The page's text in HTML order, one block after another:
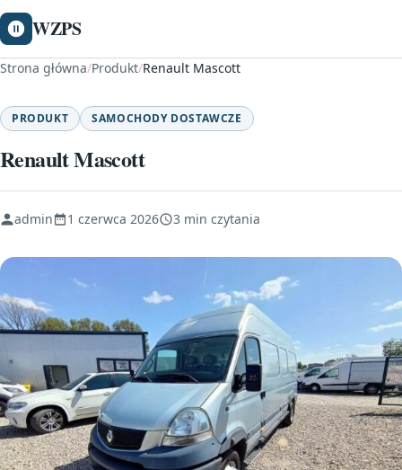
WZPS
Strona główna/Produkt/Renault Mascott
PRODUKT SAMOCHODY DOSTAWCZE
Renault Mascott
admin 1 czerwca 2026 3 min czytania